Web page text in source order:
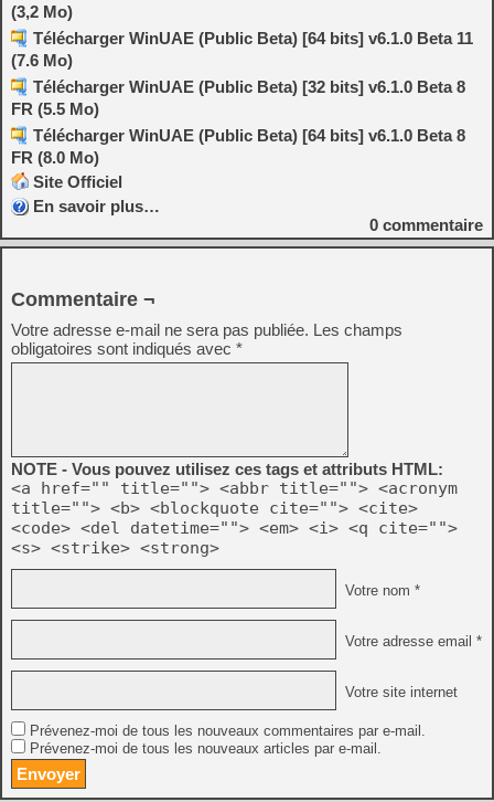
(3,2 Mo)
Télécharger WinUAE (Public Beta) [64 bits] v6.1.0 Beta 11
(7.6 Mo)
Télécharger WinUAE (Public Beta) [32 bits] v6.1.0 Beta 8
FR (5.5 Mo)
Télécharger WinUAE (Public Beta) [64 bits] v6.1.0 Beta 8
FR (8.0 Mo)
Site Officiel
En savoir plus…
0 commentaire
Commentaire ¬
Votre adresse e-mail ne sera pas publiée. Les champs
obligatoires sont indiqués avec *
NOTE - Vous pouvez utilisez ces tags et attributs HTML:
<a href="" title=""> <abbr title=""> <acronym
title=""> <b> <blockquote cite=""> <cite>
<code> <del datetime=""> <em> <i> <q cite="">
<s> <strike> <strong>
Votre nom *
Votre adresse email *
Votre site internet
Prévenez-moi de tous les nouveaux commentaires par e-mail.
Prévenez-moi de tous les nouveaux articles par e-mail.